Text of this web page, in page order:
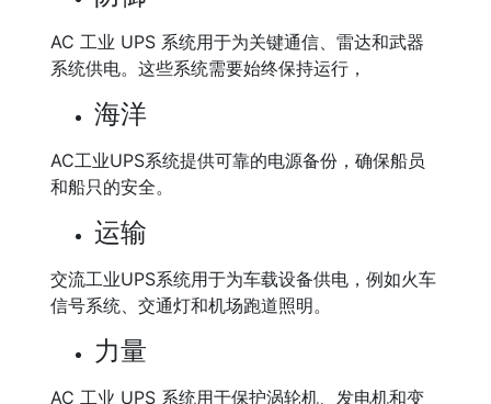
AC 工业 UPS 系统用于为关键通信、雷达和武器
系统供电。这些系统需要始终保持运行，
海洋
AC工业UPS系统提供可靠的电源备份，确保船员
和船只的安全。
运输
交流工业UPS系统用于为车载设备供电，例如火车
信号系统、交通灯和机场跑道照明。
力量
AC 工业 UPS 系统用于保护涡轮机、发电机和变